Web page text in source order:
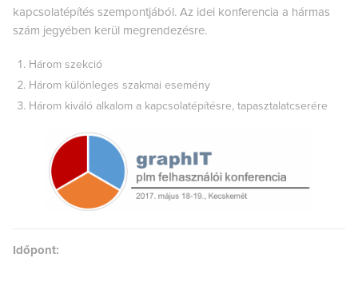
kapcsolatépítés szempontjából. Az idei konferencia a hármas
szám jegyében kerül megrendezésre.
Három szekció
Három különleges szakmai esemény
Három kiváló alkalom a kapcsolatépítésre, tapasztalatcserére
Időpont: